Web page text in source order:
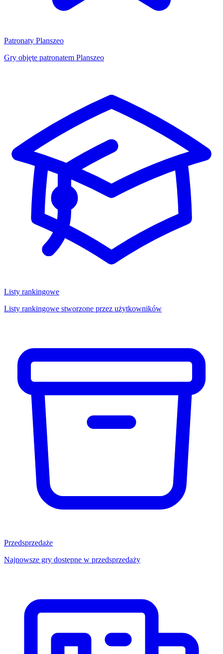
Patronaty Planszeo
Gry objęte patronatem Planszeo
Listy rankingowe
Listy rankingowe stworzone przez użytkowników
Przedsprzedaże
Najnowsze gry dostępne w przedsprzedaży